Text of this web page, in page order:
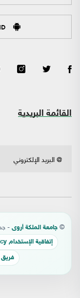
القائمة البريدية
© جامعة الملكة أروى -
إتفاقية الإستخدام Privacy Policy
فريق